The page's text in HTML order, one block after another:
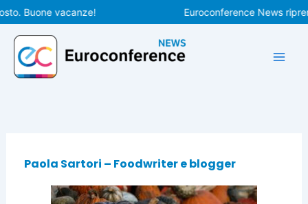
Vai
al
contenuto
vacanze! Euroconference News
Paola Sartori – Foodwriter e blogger
Pagina
Pagina
Pagina